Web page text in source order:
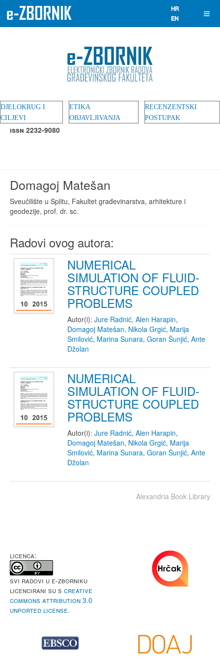
DJELOKRUG I
CILJEVI
ETIKA
OBJAVLJIVANJA
RECENZENTSKI
POSTUPAK
ISSN 2232-9080
Domagoj Matešan
Sveučilište u Splitu, Fakultet građevinarstva, arhitekture i
geodezije, prof. dr. sc.
Radovi ovog autora:
NUMERICAL
SIMULATION OF FLUID-
STRUCTURE COUPLED
PROBLEMS
Autor(i): Jure Radnić, Alen Harapin,
Domagoj Matešan, Nikola Grgić, Marija
Smilović, Marina Sunara, Goran Šunjić, Ante
Džolan
NUMERICAL
SIMULATION OF FLUID-
STRUCTURE COUPLED
PROBLEMS
Autor(i): Jure Radnić, Alen Harapin,
Domagoj Matešan, Nikola Grgić, Marija
Smilović, Marina Sunara, Goran Šunjić, Ante
Džolan
Alexandria Book Library
LICENCA:
Svi radovi u e-Zborniku
licencirani su s Creative
Commons Attribution 3.0
Unported License.